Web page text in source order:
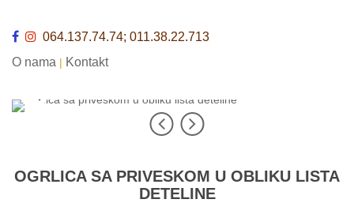
064.137.74.74; 011.38.22.713
O nama | Kontakt
OGRLICA SA PRIVESKOM U OBLIKU LISTA
DETELINE